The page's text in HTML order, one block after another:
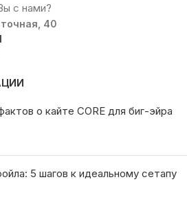
с нами?
40
о кайте CORE для биг-эйра
5 шагов к идеальному сетапу